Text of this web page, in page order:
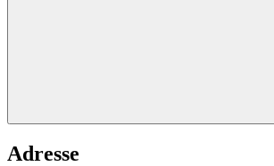
Adresse